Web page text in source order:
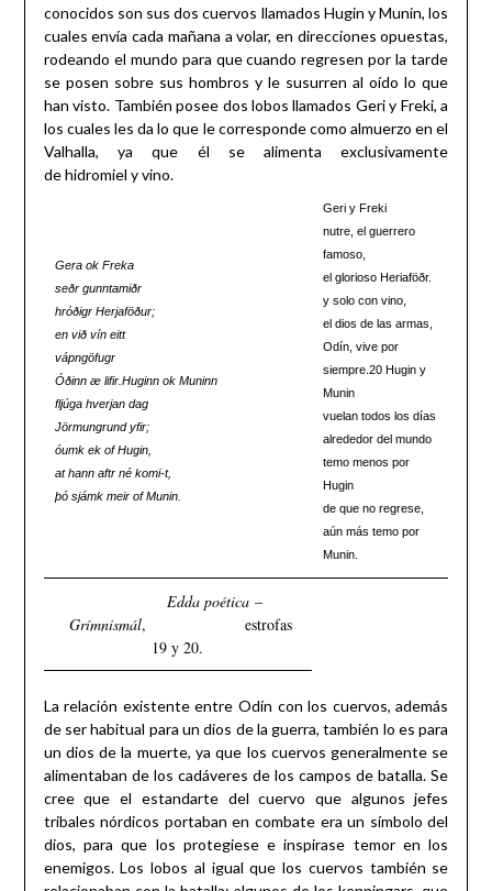
conocidos son sus dos cuervos llamados Hugin y Munin, los
cuales envía cada mañana a volar, en direcciones opuestas,
rodeando el mundo para que cuando regresen por la tarde
se posen sobre sus hombros y le susurren al oído lo que
han visto. También posee dos lobos llamados Geri y Freki, a
los cuales les da lo que le corresponde como almuerzo en el
Valhalla, ya que él se alimenta exclusivamente
de hidromiel y vino.
Gera ok Freka
seðr gunntamiðr
hróðigr Herjaföður;
en við vín eitt
vápngöfugr
Óðinn æ lifir. Huginn ok Muninn
fljúga hverjan dag
Jörmungrund yfir;
óumk ek of Hugin,
at hann aftr né komi-t,
þó sjámk meir of Munin.
Geri y Freki
nutre, el guerrero
famoso,
el glorioso Heriaföðr.
y solo con vino,
el dios de las armas,
Odín, vive por
siempre.20 Hugin y
Munin
vuelan todos los días
alrededor del mundo
temo menos por
Hugin
de que no regrese,
aún más temo por
Munin.
Edda poética –
Grímnismál, estrofas
19 y 20.
La relación existente entre Odín con los cuervos, además
de ser habitual para un dios de la guerra, también lo es para
un dios de la muerte, ya que los cuervos generalmente se
alimentaban de los cadáveres de los campos de batalla. Se
cree que el estandarte del cuervo que algunos jefes
tribales nórdicos portaban en combate era un símbolo del
dios, para que los protegiese e inspirase temor en los
enemigos. Los lobos al igual que los cuervos también se